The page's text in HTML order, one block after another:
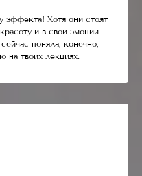
эффекта! Хотя они стоят
и в свои эмоции
поняла, конечно,
на твоих лекциях.